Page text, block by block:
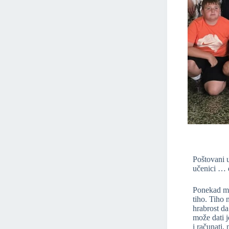
Poštovani
učenici …
Ponekad
tiho. Tiho
hrabrost
može dati
i računati,